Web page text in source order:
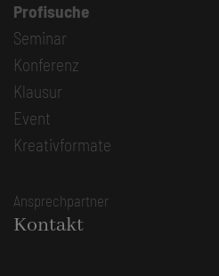
Profisuche
Seminar
Konferenz
Klausur
Event
Kreativformate
Ansprechpartner
Kontakt